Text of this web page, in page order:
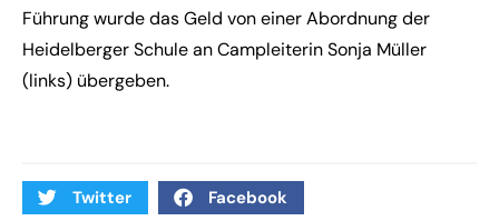
Führung wurde das Geld von einer Abordnung der
Heidelberger Schule an Campleiterin Sonja Müller
(links) übergeben.
Twitter Facebook